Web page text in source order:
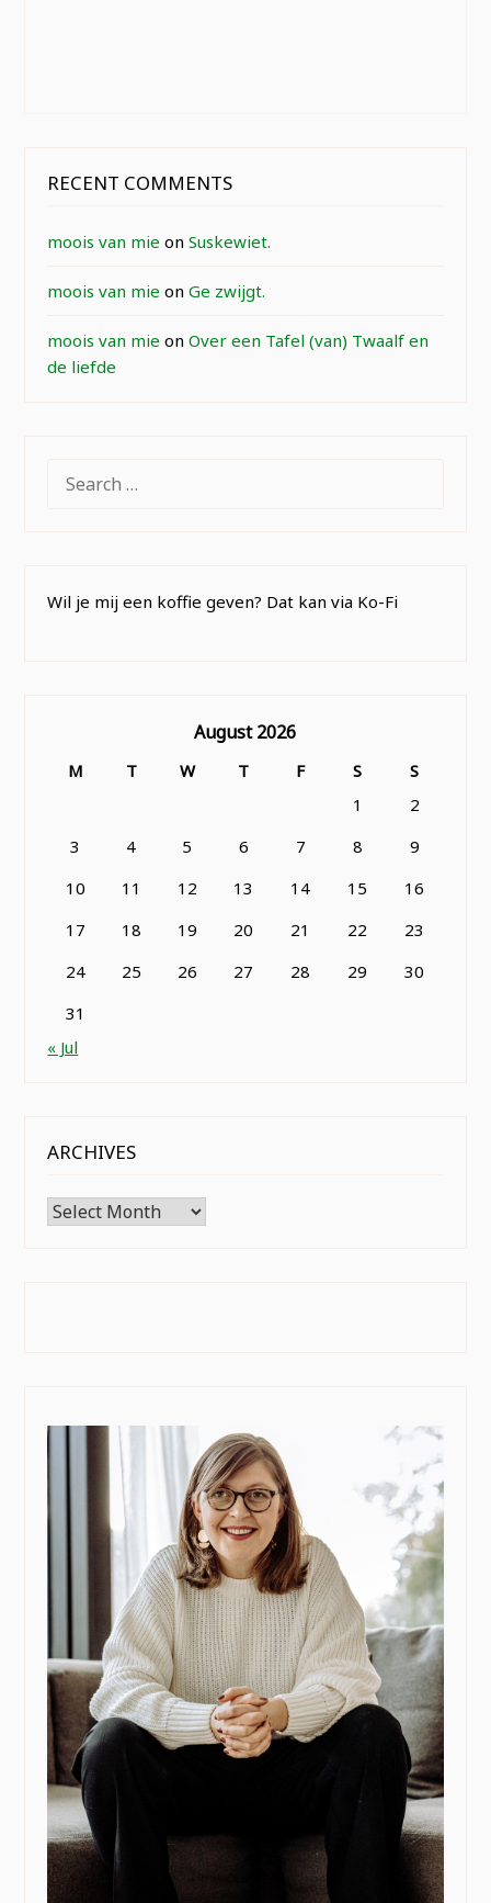
RECENT COMMENTS
moois van mie onSuskewiet.
moois van mie onGe zwijgt.
moois van mie onOver een Tafel (van) Twaalf en
de liefde
FOR:
Wil je mij een koffie geven? Dat kan via Ko-Fi
August 2026
M T W T F S
S
1
2
3
4 5 6 7 8
9
10
11 12 13 14 15
16
17
18 19 20 21 22
23
24
25 26 27 28 29
30
31
« Jul
ARCHIVES
Archives